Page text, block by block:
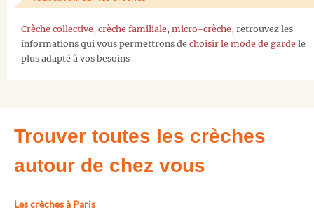
Crèche collective, crèche familiale, micro-crèche, retrouvez les
informations qui vous permettrons de choisir le mode de garde le
plus adapté à vos besoins
Trouver toutes les crèches
autour de chez vous
Les crèches à Paris